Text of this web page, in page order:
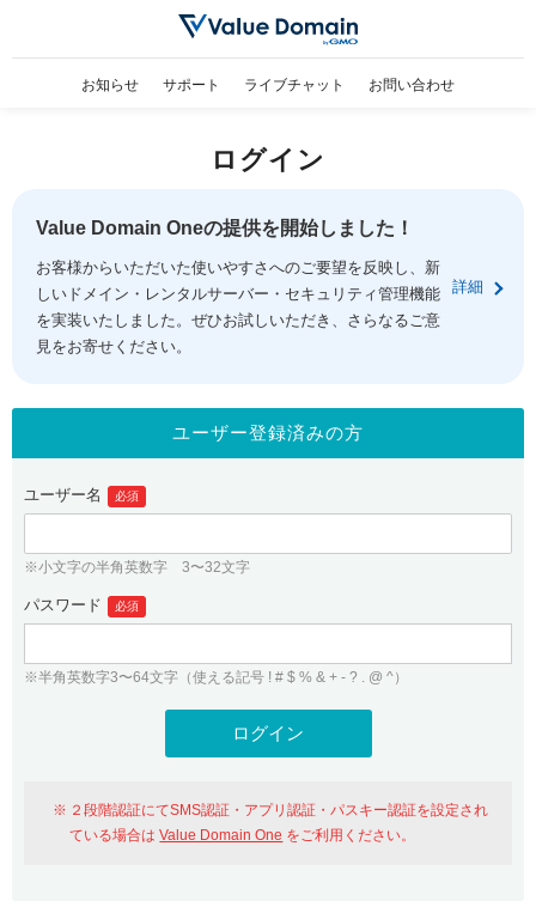
お知らせ サポート ライブチャット お問い合わせ
ログイン
Value Domain Oneの提供を開始しました！
お客様からいただいた使いやすさへのご要望を反映し、新
しいドメイン・レンタルサーバー・セキュリティ管理機能
を実装いたしました。ぜひお試しいただき、さらなるご意
見をお寄せください。
詳細
ユーザー登録済みの方
ユーザー名 必須
※小文字の半角英数字 3〜32文字
パスワード 必須
※半角英数字3〜64文字（使える記号 ! # $ % & + - ? . @ ^）
２段階認証にてSMS認証・アプリ認証・パスキー認証を設定され
ている場合はValue Domain One をご利用ください。